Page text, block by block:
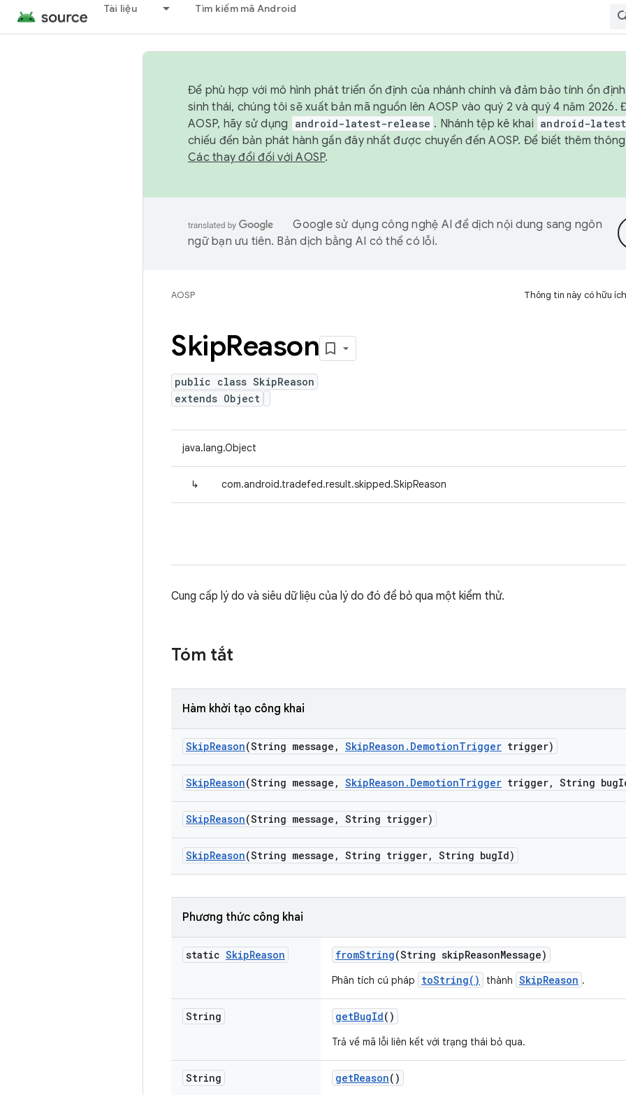
Tài liệu Tìm kiếm mã Android
Để phù hợp với mô hình phát triển ổn định của nhánh chính và đảm bảo tính ổn
sinh thái, chúng tôi sẽ xuất bản mã nguồn lên AOSP vào quý 2 và quý 4 năm
AOSP, hãy sử dụng
android-latest-release . Nhánh tệp kê khai android-
chiếu đến bản phát hành gần đây nhất được chuyển đến AOSP. Để biết thêm
Các thay đổi đối với AOSP.
Google sử dụng công nghệ AI để dịch nội dung sang ngôn
ngữ bạn ưu tiên. Bản dịch bằng AI có thể có lỗi.
AOSP Thông tin này có hữu
SkipReason
public class SkipReason
extends Object
java.lang.Object
↳ com.android.tradefed.result.skipped.SkipReason
Cung cấp lý do và siêu dữ liệu của lý do đó để bỏ qua một kiểm thử.
Tóm tắt
Hàm khởi tạo công khai
SkipReason(String message , SkipReason . DemotionTrigger trigger)
SkipReason(String message , SkipReason . DemotionTrigger trigger, String bug
SkipReason(String message , String trigger)
SkipReason(String message , String trigger, String bugId)
Phương thức công khai
static SkipReason fromString(String skipReasonMessage)
Phân tích cú pháp toString() thành SkipReason .
String getBugId()
Trả về mã lỗi liên kết với trạng thái bỏ qua.
String getReason()